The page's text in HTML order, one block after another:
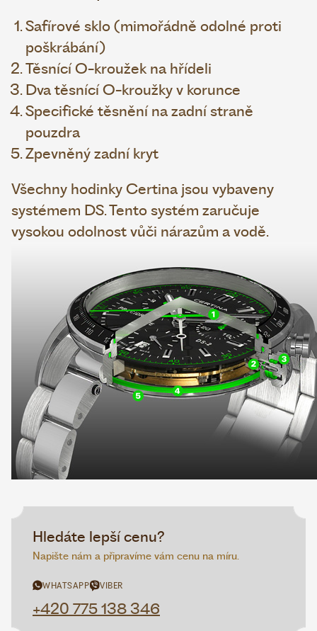
Safírové sklo (mimořádně odolné proti
poškrábání)
Těsnící O-kroužek na hřídeli
Dva těsnící O-kroužky v korunce
Specifické těsnění na zadní straně
pouzdra
Zpevněný zadní kryt
Všechny hodinky Certina jsou vybaveny
systémem DS. Tento systém zaručuje
vysokou odolnost vůči nárazům a vodě.
Hledáte lepší cenu?
Napište nám a připravíme vám cenu na míru.
WHATSAPP VIBER
+420 775 138 346